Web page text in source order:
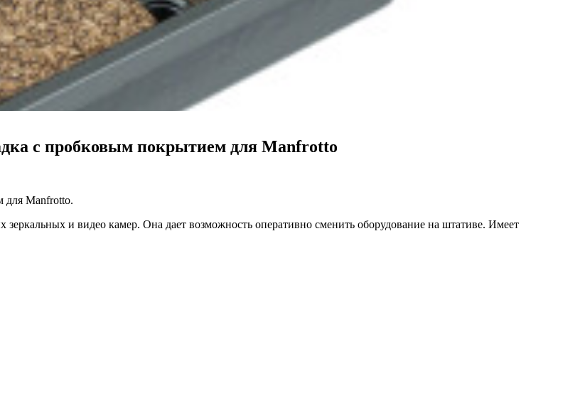
с пробковым покрытием для Manfrottо
для Manfrottо.
и видео камер. Она дает возможность оперативно сменить оборудование на штативе. Имеет